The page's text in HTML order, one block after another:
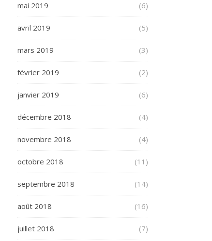
mai 2019 (6)
avril 2019 (5)
mars 2019 (3)
février 2019 (2)
janvier 2019 (6)
décembre 2018 (4)
novembre 2018 (4)
octobre 2018 (11)
septembre 2018 (14)
août 2018 (16)
juillet 2018 (7)